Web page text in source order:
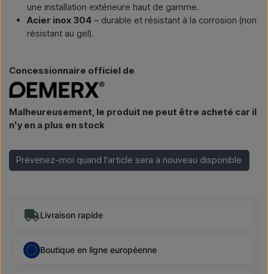
une installation extérieure haut de gamme.
Acier inox 304 – durable et résistant à la corrosion (non
résistant au gel).
Concessionnaire officiel de
Malheureusement, le produit ne peut être acheté car il
n'y en a plus en stock
Prévenez-moi quand l'article sera à nouveau disponible
Livraison rapide
Boutique en ligne européenne